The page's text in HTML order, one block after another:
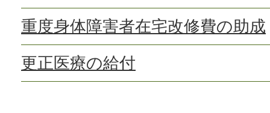
重度身体障害者在宅改修費の助成
更正医療の給付